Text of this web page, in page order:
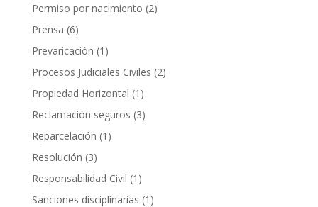
Permiso por nacimiento (2)
Prensa (6)
Prevaricación (1)
Procesos Judiciales Civiles (2)
Propiedad Horizontal (1)
Reclamación seguros (3)
Reparcelación (1)
Resolución (3)
Responsabilidad Civil (1)
Sanciones disciplinarias (1)